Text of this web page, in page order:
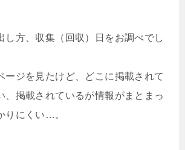
し方、収集（回収）日をお調べでし
ージを見たけど、どこに掲載されて
、掲載されているが情報がまとまっ
りにくい…。